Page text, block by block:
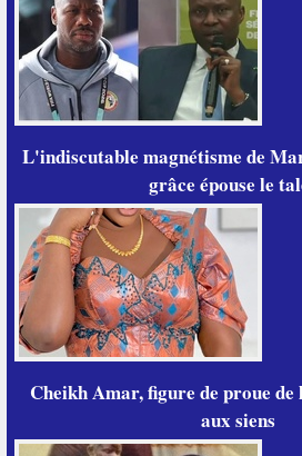
L'indiscutable magnétisme de
grâce épouse le
Cheikh Amar, figure de proue
aux siens